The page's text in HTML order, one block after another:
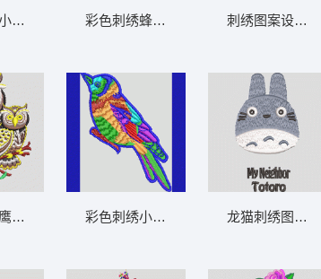
鸟图案 小鸟
母子图案 猫头鹰小鸟
彩色刺绣蜂鸟图案 小鸟
彩色刺绣小鸟图案 小鸟
刺绣图案设计
龙猫刺绣图案